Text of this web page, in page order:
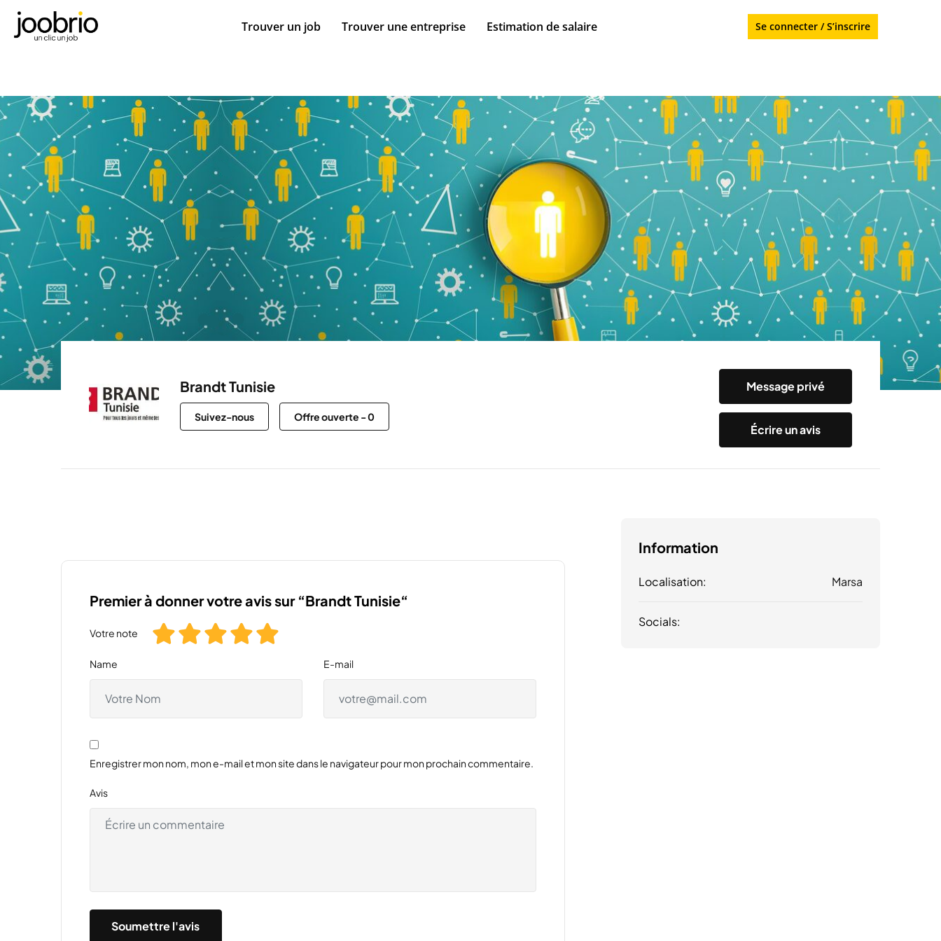
Trouver un job Trouver une entreprise Estimation de salaire Se connecter / S’inscrire
Brandt Tunisie
Suivez-nous Offre ouverte -0
Message privé
Écrire un avis
Premier à donner votre avis sur “Brandt Tunisie“
Votre note
Name E-mail
Enregistrer mon nom, mon e-mail et mon site dans le navigateur pour mon prochain commentaire.
Avis
Information
Localisation: Marsa
Socials: